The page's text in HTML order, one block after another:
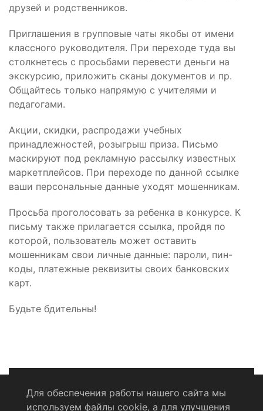
друзей и родственников.
Приглашения в групповые чаты якобы от имени
классного руководителя. При переходе туда вы
столкнетесь с просьбами перевести деньги на
экскурсию, приложить сканы документов и пр.
Общайтесь только напрямую с учителями и
педагогами.
Акции, скидки, распродажи учебных
принадлежностей, розыгрыш приза. Письмо
маскируют под рекламную рассылку известных
маркетплейсов. При переходе по данной ссылке
ваши персональные данные уходят мошенникам.
Просьба проголосовать за ребенка в конкурсе. К
письму также прилагается ссылка, пройдя по
которой, пользователь может оставить
мошенникам свои личные данные: пароли, пин-
коды, платежные реквизиты своих банковских
карт.
Будьте бдительны!
Для обеспечения работы нашего сайта мы
используем файлы cookie, а для улучшения